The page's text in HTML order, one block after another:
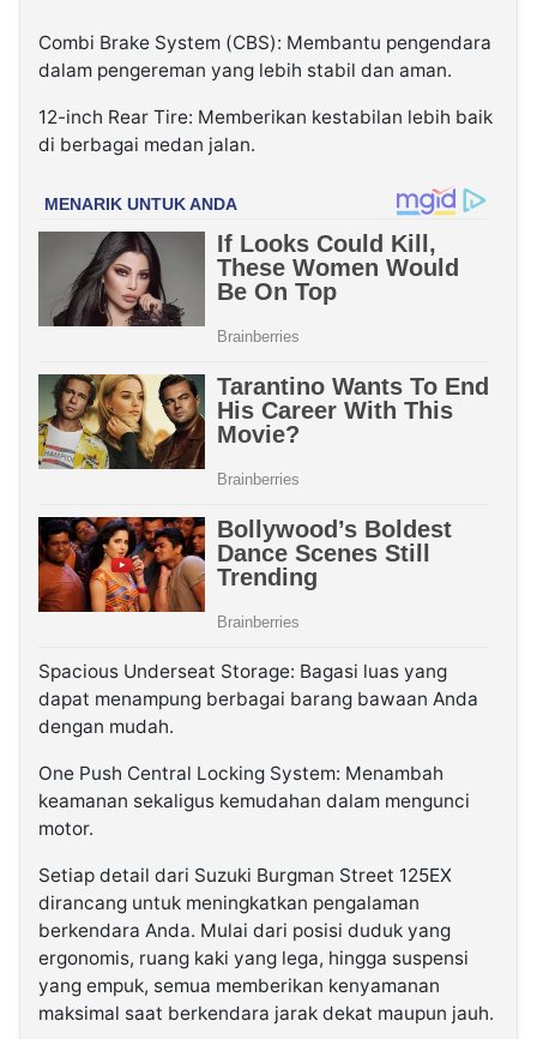
Combi Brake System (CBS): Membantu pengendara
dalam pengereman yang lebih stabil dan aman.
12-inch Rear Tire: Memberikan kestabilan lebih baik
di berbagai medan jalan.
Spacious Underseat Storage: Bagasi luas yang
dapat menampung berbagai barang bawaan Anda
dengan mudah.
One Push Central Locking System: Menambah
keamanan sekaligus kemudahan dalam mengunci
motor.
Setiap detail dari Suzuki Burgman Street 125EX
dirancang untuk meningkatkan pengalaman
berkendara Anda. Mulai dari posisi duduk yang
ergonomis, ruang kaki yang lega, hingga suspensi
yang empuk, semua memberikan kenyamanan
maksimal saat berkendara jarak dekat maupun jauh.